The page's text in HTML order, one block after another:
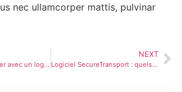
nec ullamcorper mattis, pulvinar
Transferts de fichier avec un logiciel MFT sécurisé
NEXT
Logiciel SecureTransport : quels avantages pour votre entreprise ?